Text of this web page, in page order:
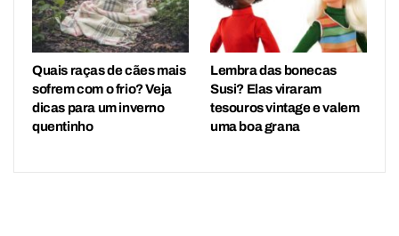
Quais raças de cães mais
sofrem com o frio? Veja
dicas para um inverno
quentinho
Lembra das bonecas
Susi? Elas viraram
tesouros vintage e valem
uma boa grana